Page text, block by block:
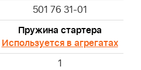
501 76 31-01
Пружина стартера
Используется в агрегатах
1